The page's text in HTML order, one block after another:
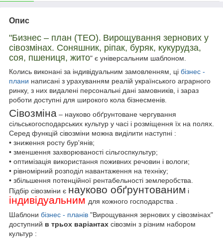
Опис
"Бизнес – план (ТЕО). Вирощування зернових у
сівозмінах. Соняшник, ріпак, буряк, кукурудза,
соя, пшениця, жито" є універсальним шаблоном.
Колись виконані за індивідуальним замовленням, ці бізнес -
плани написані з урахуванням реалій українського аграрного
ринку, з них видалені персональні дані замовників, і зараз
роботи доступні для широкого кола бізнесменів.
Сівозміна – науково обґрунтоване чергування
сільськогосподарських культур у часі і розміщення їх на полях.
Серед функцій сівозміни можна виділити наступні :
• зниження росту бур'янів;
• зменшення захворюваності сільгоспкультур;
• оптимізація використання поживних речовин і вологи;
• рівномірний розподіл навантаження на техніку;
• збільшення потенційної рентабельності землеробства.
Підбір сівозміни є науково обґрунтованим і
індивідуальним для кожного господарства .
Шаблони бізнес - планів "Вирощування зернових у сівозмінах"
доступний в трьох варіантах сівозмін з різним набором
культур :